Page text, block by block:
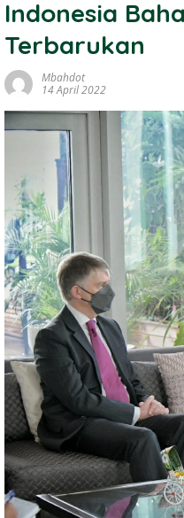
Indonesia
Terbarukan
Mbahdot
14 April 2022